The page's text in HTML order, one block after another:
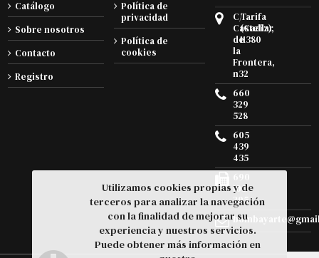
Catálogo
Sobre nosotros
Contacto
Registro
Política de
privacidad
Política de
cookies
C/
Castellar
de
la
Frontera,
n32
Tarifa
(Cadiz),
11380
660
329
528
605
439
435
105
295
Utilizamos cookies propias y de
terceros para analizar la navegación
con la finalidad de mejorar su
experiencia y nuestros servicios.
Puede obtener más información en